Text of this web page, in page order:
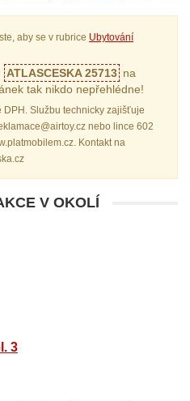
aby se v rubrice Ubytování
ATLASCESKA 25713 na
tak nikdo nepřehlédne!
DPH. Službu technicky zajišťuje
nebo lince 602
Kontakt na
V OKOLÍ
3